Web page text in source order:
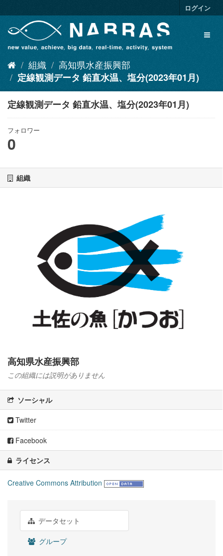
キ
ログイン
組織
高知県水産振興部
定線観測データ 鉛直水温、塩分(2023年01月)
定線観測データ 鉛直水温、塩分(2023年01月)
フォロワー
0
組織
高知県水産振興部
この組織には説明がありません
ソーシャル
Twitter
Facebook
ライセンス
Creative Commons Attribution
データセット
グループ